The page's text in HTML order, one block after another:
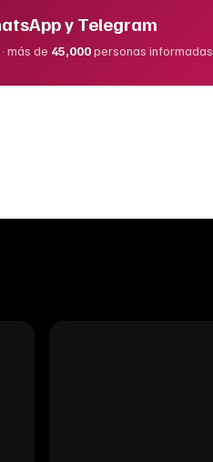
y Telegram
más de 45,000personas informadas